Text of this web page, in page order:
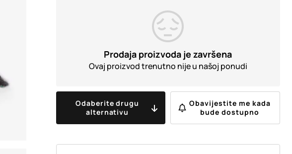
Prodaja proizvoda je završena
Ovaj proizvod trenutno nije u našoj ponudi
Odaberite drugu
alternativu
Obavijestite me kada
bude dostupno